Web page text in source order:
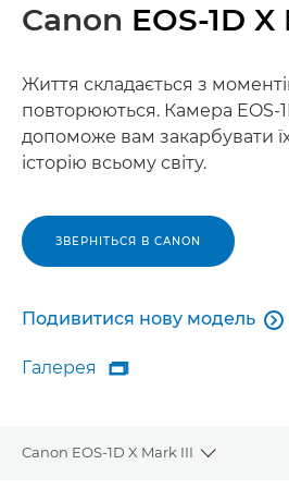
Canon EOS-1D
Життя складається з
повторюються. Камера EOS-
допоможе вам закарбувати
історію всьому світу.
ЗВЕРНІТЬСЯ В CANON
Подивитися нову модель
Подивитися нову модель

Галерея
Галерея

Canon EOS-1D X Mark III
Toggle